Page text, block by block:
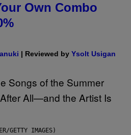
Own Combo
| Reviewed by Ysolt Usigan
GETTY IMAGES)